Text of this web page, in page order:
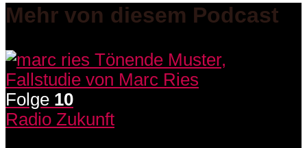
Mehr von diesem Podcast
Folge 10
Radio Zukunft